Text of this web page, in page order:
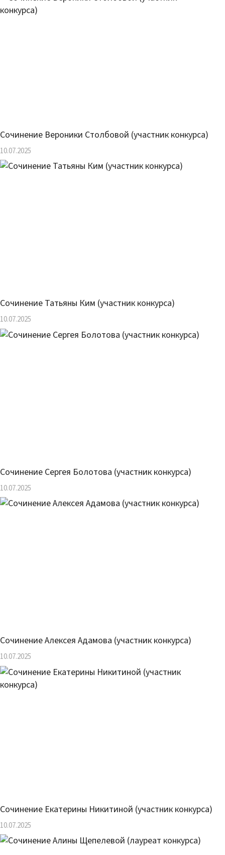
Сочинение Вероники Столбовой (участник конкурса)
10.07.2025
Сочинение Татьяны Ким (участник конкурса)
10.07.2025
Сочинение Сергея Болотова (участник конкурса)
10.07.2025
Сочинение Алексея Адамова (участник конкурса)
10.07.2025
Сочинение Екатерины Никитиной (участник конкурса)
10.07.2025